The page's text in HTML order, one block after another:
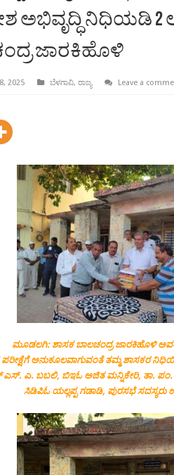
ಅಭಿವೃದ್ಧಿ ನಿಧಿಯಡಿ 2
ಜಾರಕಿಹೊಳಿ
2025 ಬೆಳಗಾವಿ, ರಾಜ್ಯ Leave a
ಮೂಡಲಗಿ: ಶಾಸಕ ಬಾಲಚಂದ್ರ ಜಾರಕಿಹೊಳಿ
ಪರೀಕ್ಷೆಗೆ ಅನುಕೂಲವಾಗುವಂತೆ ತಮ್ಮ ಶಾಸಕರ
ಎಸ್. ಎ. ಬಬಲಿ, ಬಿಇಓ ಅಜಿತ ಮನ್ನಿಕೇರಿ, ತಾ. ಪಂ.
ಸಿಡಿಪಿಓ ಯಲ್ಲಪ್ಪ ಗಡಾಡಿ, ಪುರಸಭೆ ಸದಸ್ಯರು